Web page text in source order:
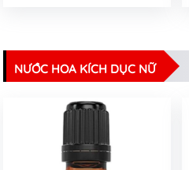
NƯỚC HOA KÍCH DỤC NỮ